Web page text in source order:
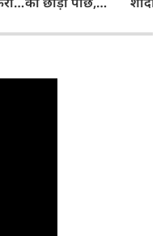
नंबर-1
दादी